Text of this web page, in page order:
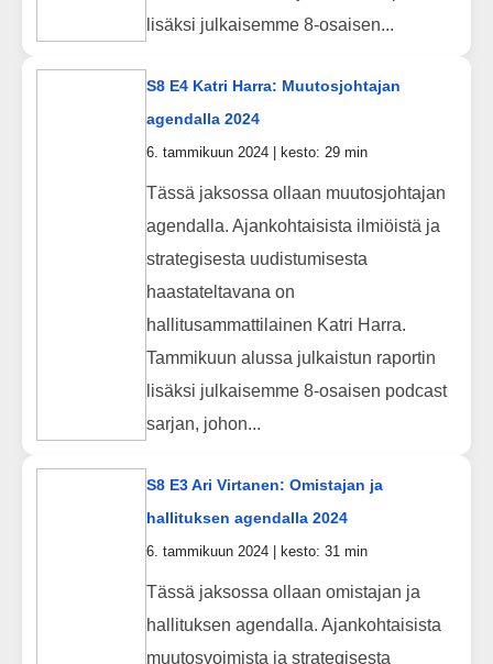
lisäksi julkaisemme 8-osaisen...
S8 E4 Katri Harra: Muutosjohtajan
agendalla 2024
6. tammikuun 2024 | kesto: 29 min
Tässä jaksossa ollaan muutosjohtajan
agendalla. Ajankohtaisista ilmiöistä ja
strategisesta uudistumisesta
haastateltavana on
hallitusammattilainen Katri Harra.
Tammikuun alussa julkaistun raportin
lisäksi julkaisemme 8-osaisen podcast
sarjan, johon...
S8 E3 Ari Virtanen: Omistajan ja
hallituksen agendalla 2024
6. tammikuun 2024 | kesto: 31 min
Tässä jaksossa ollaan omistajan ja
hallituksen agendalla. Ajankohtaisista
muutosvoimista ja strategisesta